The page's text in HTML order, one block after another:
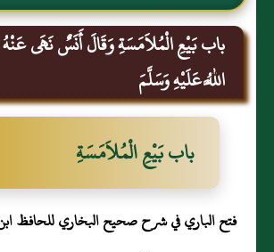
باب بَيْعِ الْمُلاَمَسَةِ وَقَالَ أَنَسٌ نَهَى عَنْهُ
اللَّهُ عَلَيْهِ وَسَلَّمَ
باب بَيْعِ الْمُلاَمَسَةِ
فتح الباري في شرح صحيح البخاري للحافظ